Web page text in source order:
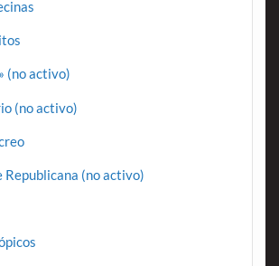
(no activo)
(no activo)
Republicana (no activo)